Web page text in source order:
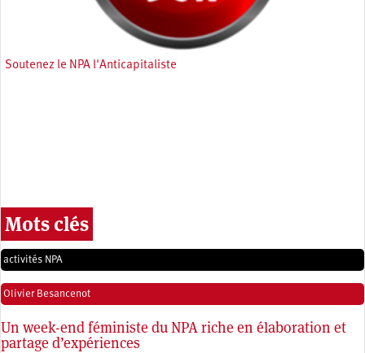
Soutenez le NPA l'Anticapitaliste
Mots clés
activités NPA
Olivier Besancenot
Un week-end féministe du NPA riche en élaboration et
partage d’expériences